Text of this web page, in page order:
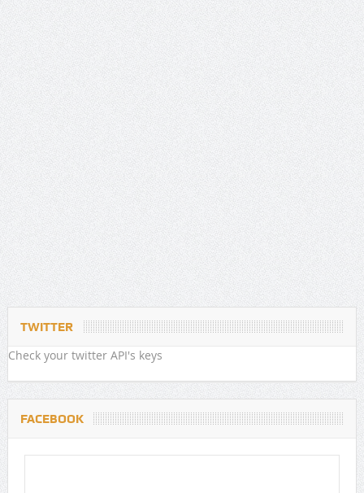
TWITTER
Check your twitter API's keys
FACEBOOK